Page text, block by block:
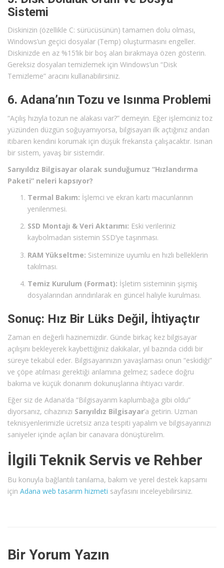
Sistemi
Diskinizin (özellikle C: sürücüsünün) tamamen dolu olması,
Windows’un geçici dosyalar (Temp) oluşturmasını engeller.
Diskinizde en az %15’lik bir boş alan bırakmaya özen gösterin.
Gereksiz dosyaları temizlemek için Windows’un “Disk
Temizleme” aracını kullanabilirsiniz.
6. Adana’nın Tozu ve Isınma Problemi
“Açılış hızıyla tozun ne alakası var?” demeyin. Eğer işlemciniz toz
yüzünden düzgün soğuyamıyorsa, bilgisayarı ilk açtığınız andan
itibaren kendini korumak için düşük frekansta çalışacaktır. Isınan
bir sistem, yavaş bir sistemdir.
Sarıyıldız Bilgisayar olarak sunduğumuz “Hızlandırma
Paketi” neleri kapsıyor?
Termal Bakım: İşlemci ve ekran kartı macunlarının
yenilenmesi.
SSD Montajı & Veri Aktarımı: Eski verileriniz
kaybolmadan sistemin SSD’ye taşınması.
RAM Yükseltme: Sisteminize uyumlu en hızlı belleklerin
takılması.
Temiz Kurulum (Format): İşletim sisteminin şişmiş
dosyalarından arındırılarak en güncel haliyle kurulması.
Sonuç: Hız Bir Lüks Değil, İhtiyaçtır
Zaman en değerli hazinemizdir. Günde birkaç kez bilgisayar
açılışını bekleyerek kaybettiğiniz dakikalar, yıl bazında ciddi bir
süreye tekabül eder. Bilgisayarınızın yavaşlaması onun “eskidiği”
ve çöpe atılması gerektiği anlamına gelmez; sadece doğru
bakıma ve küçük donanım dokunuşlarına ihtiyacı vardır.
Eğer siz de Adana’da “Bilgisayarım kaplumbağa gibi oldu”
diyorsanız, cihazınızı Sarıyıldız Bilgisayar’a getirin. Uzman
teknisyenlerimizle ücretsiz arıza tespiti yapalım ve bilgisayarınızı
saniyeler içinde açılan bir canavara dönüştürelim.
İlgili Teknik Servis ve Rehber
Bu konuyla bağlantılı tanılama, bakım ve yerel destek kapsamı
için Adana web tasarım hizmeti sayfasını inceleyebilirsiniz.
Bir Yorum Yazın